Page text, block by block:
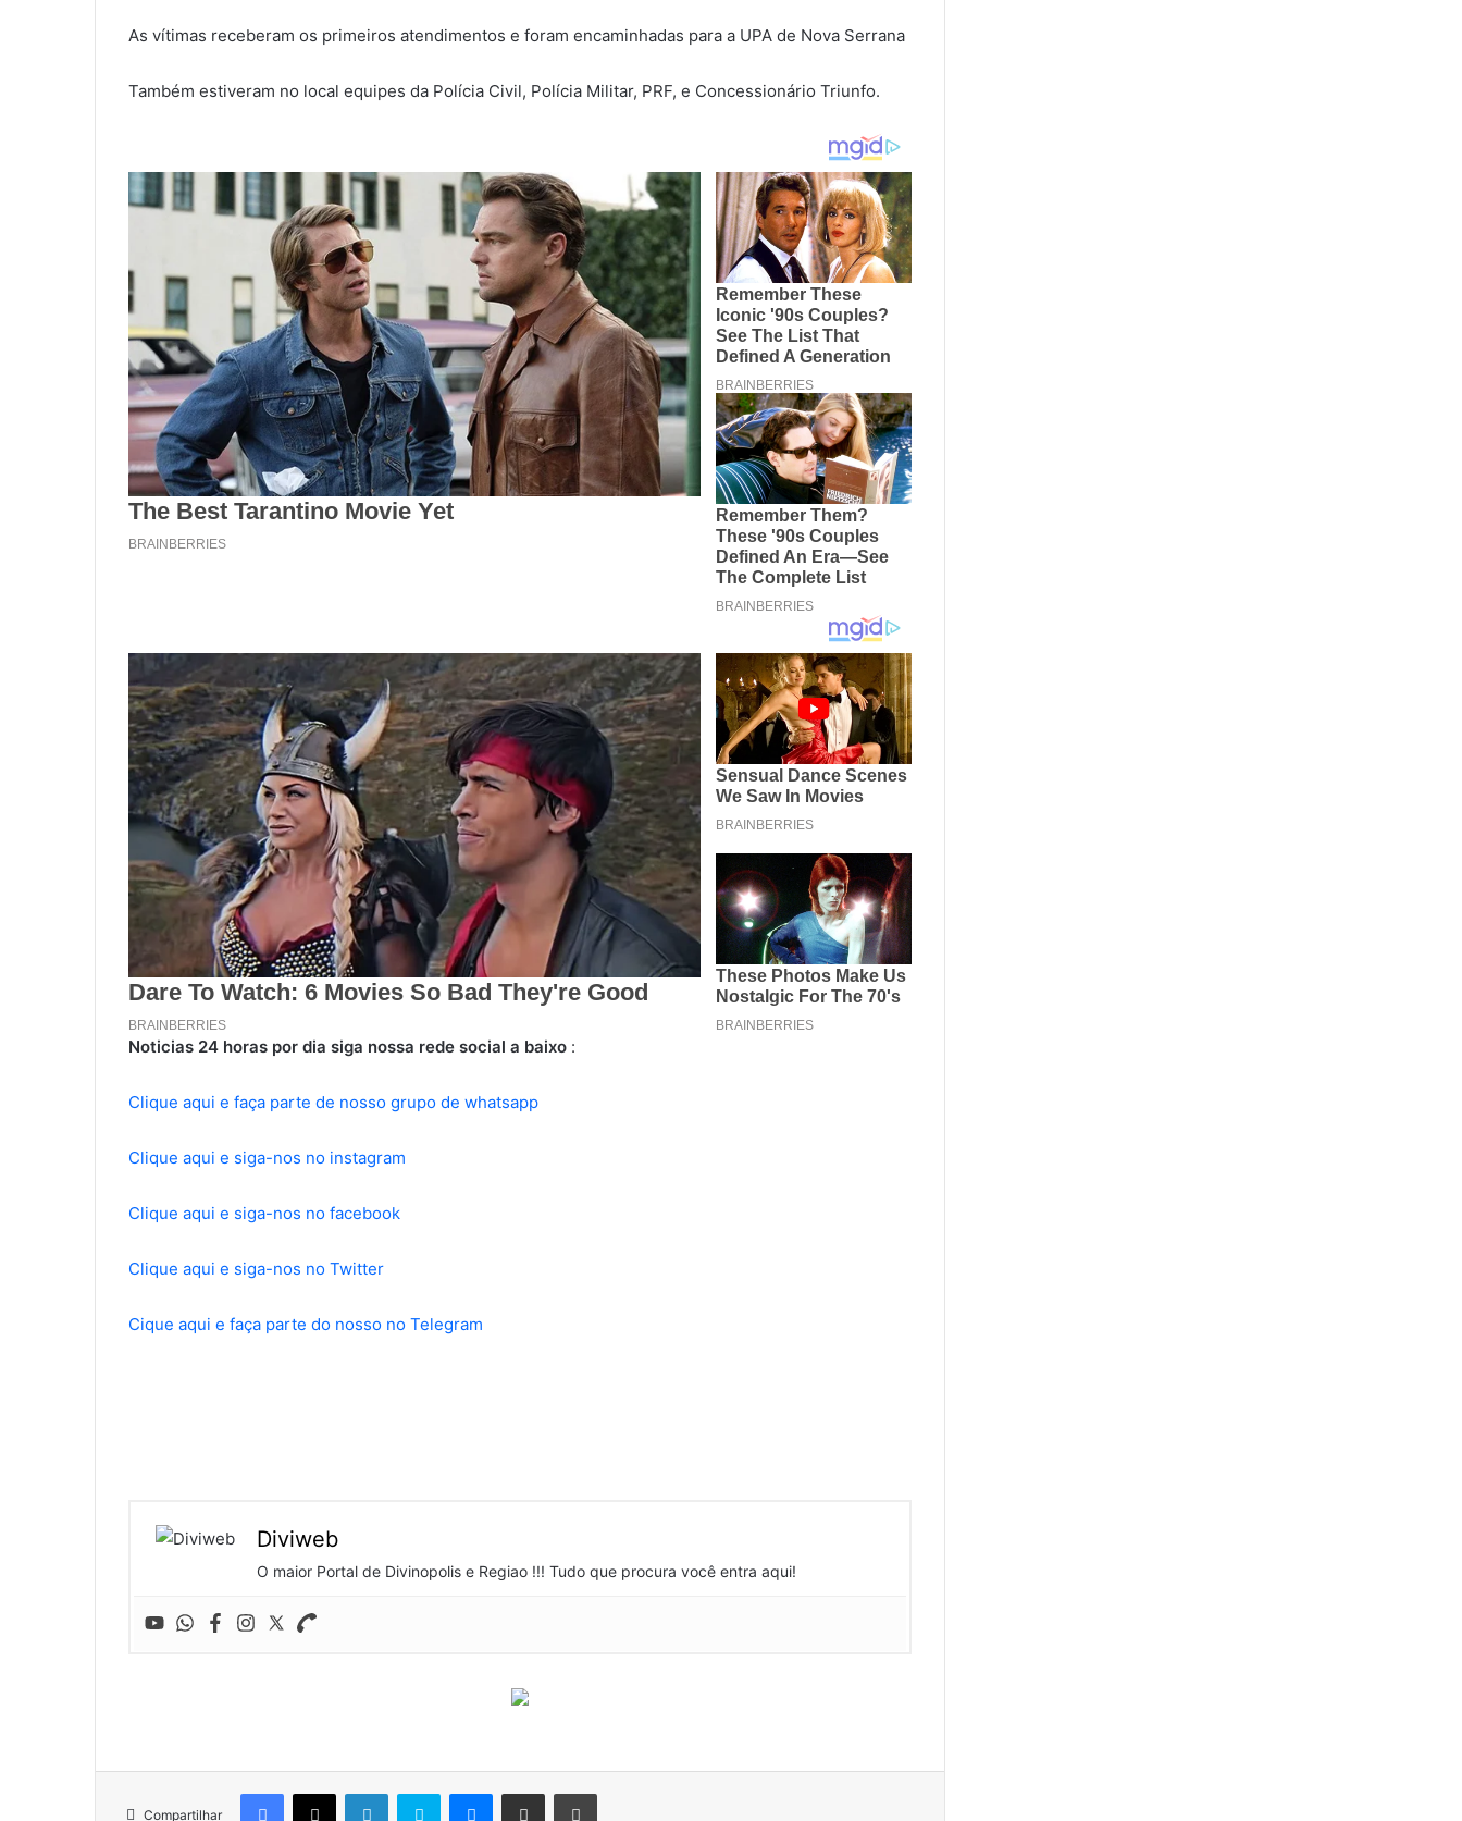
As vítimas receberam os primeiros atendimentos e foram encaminhadas para a UPA de Nova Serrana
Também estiveram no local equipes da Polícia Civil, Polícia Militar, PRF, e Concessionário Triunfo.
Noticias 24 horas por dia siga nossa rede social a baixo :
Clique aqui e faça parte de nosso grupo de whatsapp
Clique aqui e siga-nos no instagram
Clique aqui e siga-nos no facebook
Clique aqui e siga-nos no Twitter
Cique aqui e faça parte do nosso no Telegram
Diviweb
O maior Portal de Divinopolis e Regiao !!! Tudo que procura você entra aqui!
Compartilhar
Facebook
X LinkedinSkype Messenger
Compartilhar via e-mail Imprimir